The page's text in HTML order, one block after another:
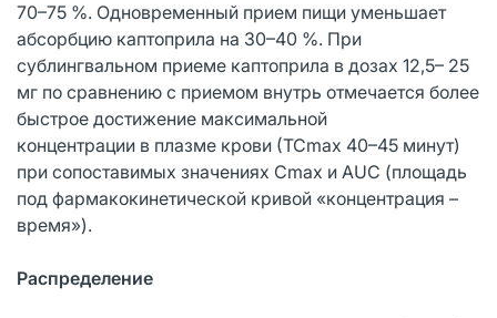
70–75 %. Одновременный прием пищи уменьшает
абсорбцию каптоприла на 30–40 %. При
сублингвальном приеме каптоприла в дозах 12,5– 25
мг по сравнению с приемом внутрь отмечается более
быстрое достижение максимальной
концентрации в плазме крови (ТСmax 40–45 минут)
при сопоставимых значениях Сmax и AUC (площадь
под фармакокинетической кривой «концентрация –
время»).
Распределение